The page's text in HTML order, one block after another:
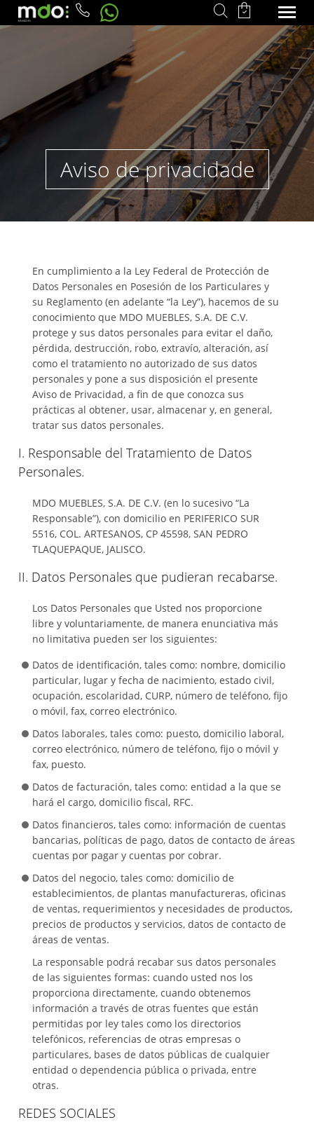
Aviso de privacidade
En cumplimiento a la Ley Federal de Protección de
Datos Personales en Posesión de los Particulares y
su Reglamento (en adelante “la Ley”), hacemos de su
conocimiento que MDO MUEBLES, S.A. DE C.V.
protege y sus datos personales para evitar el daño,
pérdida, destrucción, robo, extravío, alteración, así
como el tratamiento no autorizado de sus datos
personales y pone a sus disposición el presente
Aviso de Privacidad, a fin de que conozca sus
prácticas al obtener, usar, almacenar y, en general,
tratar sus datos personales.
I. Responsable del Tratamiento de Datos
Personales.
MDO MUEBLES, S.A. DE C.V. (en lo sucesivo “La
Responsable”), con domicilio en PERIFERICO SUR
5516, COL. ARTESANOS, CP 45598, SAN PEDRO
TLAQUEPAQUE, JALISCO.
II. Datos Personales que pudieran recabarse.
Los Datos Personales que Usted nos proporcione
libre y voluntariamente, de manera enunciativa más
no limitativa pueden ser los siguientes:
Datos de identificación, tales como: nombre, domicilio
particular, lugar y fecha de nacimiento, estado civil,
ocupación, escolaridad, CURP, número de teléfono, fijo
o móvil, fax, correo electrónico.
Datos laborales, tales como: puesto, domicilio laboral,
correo electrónico, número de teléfono, fijo o móvil y
fax, puesto.
Datos de facturación, tales como: entidad a la que se
hará el cargo, domicilio fiscal, RFC.
Datos financieros, tales como: información de cuentas
bancarias, políticas de pago, datos de contacto de áreas
cuentas por pagar y cuentas por cobrar.
Datos del negocio, tales como: domicilio de
establecimientos, de plantas manufactureras, oficinas
de ventas, requerimientos y necesidades de productos,
precios de productos y servicios, datos de contacto de
áreas de ventas.
La responsable podrá recabar sus datos personales
de las siguientes formas: cuando usted nos los
proporciona directamente, cuando obtenemos
información a través de otras fuentes que están
permitidas por ley tales como los directorios
telefónicos, referencias de otras empresas o
particulares, bases de datos públicas de cualquier
entidad o dependencia pública o privada, entre
otras.
REDES SOCIALES